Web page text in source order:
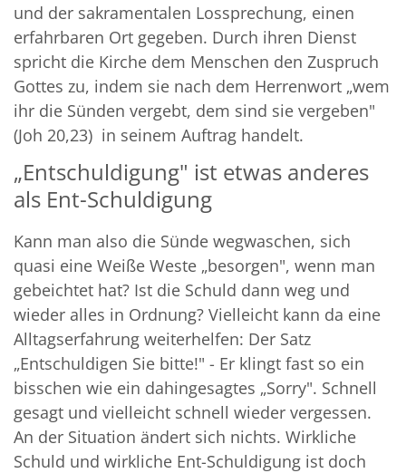
und der sakramentalen Lossprechung, einen
erfahrbaren Ort gegeben. Durch ihren Dienst
spricht die Kirche dem Menschen den Zuspruch
Gottes zu, indem sie nach dem Herrenwort „wem
ihr die Sünden vergebt, dem sind sie vergeben"
(Joh 20,23) in seinem Auftrag handelt.
„Entschuldigung" ist etwas anderes
als Ent-Schuldigung
Kann man also die Sünde wegwaschen, sich
quasi eine Weiße Weste „besorgen", wenn man
gebeichtet hat? Ist die Schuld dann weg und
wieder alles in Ordnung? Vielleicht kann da eine
Alltagserfahrung weiterhelfen: Der Satz
„Entschuldigen Sie bitte!" - Er klingt fast so ein
bisschen wie ein dahingesagtes „Sorry". Schnell
gesagt und vielleicht schnell wieder vergessen.
An der Situation ändert sich nichts. Wirkliche
Schuld und wirkliche Ent-Schuldigung ist doch